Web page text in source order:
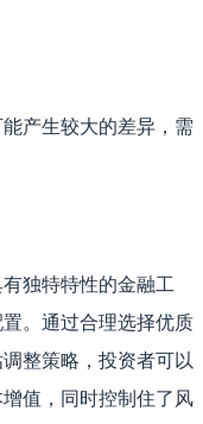
产生较大的差异，需
独特特性的金融工
。通过合理选择优质
整策略，投资者可以
值，同时控制住了风